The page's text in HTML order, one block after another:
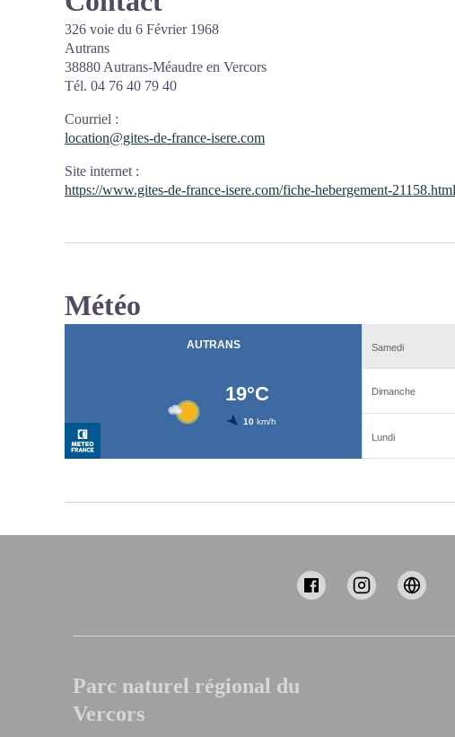
326 voie du 6 Février 1968
Autrans
38880 Autrans-Méaudre en Vercors
Tél. 04 76 40 79 40
Courriel :
location@gites-de-france-isere.com
Site internet :
https://www.gites-de-france-isere.com/fiche-hebergement-21158.html
Météo
Parc naturel régional du
Vercors